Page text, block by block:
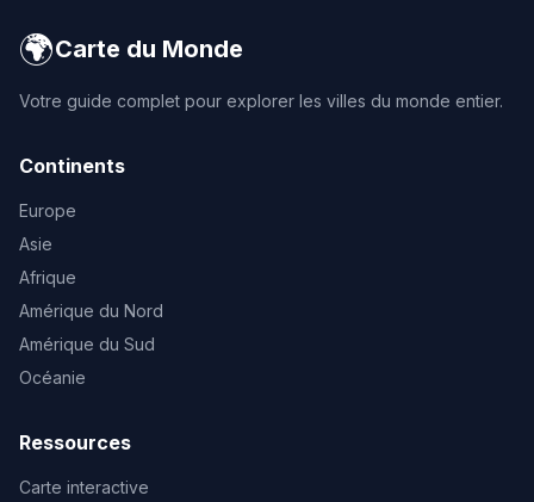
🌍Carte du Monde
Votre guide complet pour explorer les villes du monde entier.
Continents
Europe
Asie
Afrique
Amérique du Nord
Amérique du Sud
Océanie
Ressources
Carte interactive